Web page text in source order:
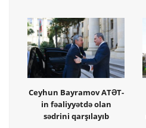
Ceyhun Bayramov ATƏT-
in fəaliyyətdə olan
sədrini qarşılayıb